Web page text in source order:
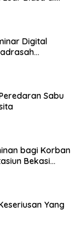
Digital
Sabu
bagi Korban
Bekasi
Yang